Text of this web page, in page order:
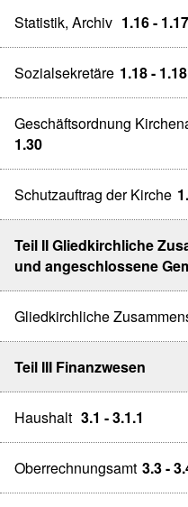
Statistik, Archiv 1.16 -
Sozialsekretäre 1.18 -
Geschäftsordnung
1.30
Schutzauftrag der Kirche
Teil II Gliedkirchliche
und angeschlossene
Gliedkirchliche
Teil III Finanzwesen
Haushalt 3.1 - 3.1.1
Oberrechnungsamt 3.3 -